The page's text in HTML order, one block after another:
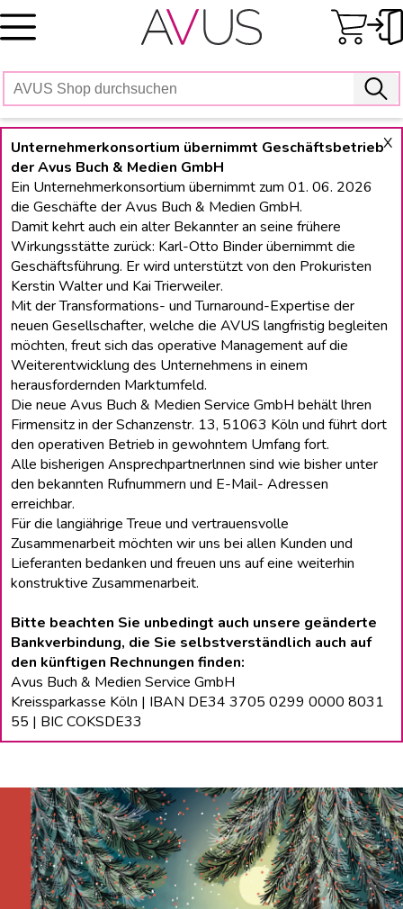
Skip
to
X
Unternehmerkonsortium übernimmt Geschäftsbetrieb
der Avus Buch & Medien GmbH
Ein Unternehmerkonsortium übernimmt zum 01. 06. 2026
die Geschäfte der Avus Buch & Medien GmbH.
Damit kehrt auch ein alter Bekannter an seine frühere
Wirkungsstätte zurück: Karl-Otto Binder übernimmt die
Geschäftsführung. Er wird unterstützt von den Prokuristen
Kerstin Walter und Kai Trierweiler.
Mit der Transformations- und Turnaround-Expertise der
neuen Gesellschafter, welche die AVUS langfristig begleiten
möchten, freut sich das operative Management auf die
Weiterentwicklung des Unternehmens in einem
herausfordernden Marktumfeld.
Die neue Avus Buch & Medien Service GmbH behält lhren
Firmensitz in der Schanzenstr. 13, 51063 Köln und führt dort
den operativen Betrieb in gewohntem Umfang fort.
Alle bisherigen Ansprechpartnerlnnen sind wie bisher unter
den bekannten Rufnummern und E-Mail- Adressen
erreichbar.
Für die langiährige Treue und vertrauensvolle
Zusammenarbeit möchten wir uns bei allen Kunden und
Lieferanten bedanken und freuen uns auf eine weiterhin
konstruktive Zusammenarbeit.
Bitte beachten Sie unbedingt auch unsere geänderte
Bankverbindung, die Sie selbstverständlich auch auf
den künftigen Rechnungen finden:
Avus Buch & Medien Service GmbH
Kreissparkasse Köln | IBAN DE34 3705 0299 0000 8031
55 | BIC COKSDE33